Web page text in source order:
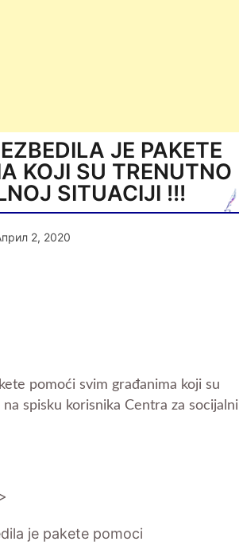
JE PAKETE
KOJI SU TRENUTNO
SITUACIJI !!!
2, 2020
pomoći svim građanima koji su
spisku korisnika Centra za socijalni